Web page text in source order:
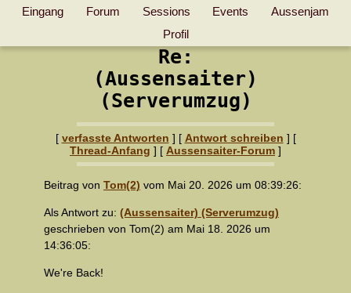
Eingang Forum Sessions Events
Aussenjam
Profil
Re:
(Aussensaiter)
(Serverumzug)
[ verfasste Antworten ] [ Antwort schreiben ] [
Thread-Anfang ] [ Aussensaiter-Forum ]
Beitrag von Tom(2) vom Mai 20. 2026 um 08:39:26:
Als Antwort zu: (Aussensaiter) (Serverumzug)
geschrieben von Tom(2) am Mai 18. 2026 um
14:36:05:
We're Back!